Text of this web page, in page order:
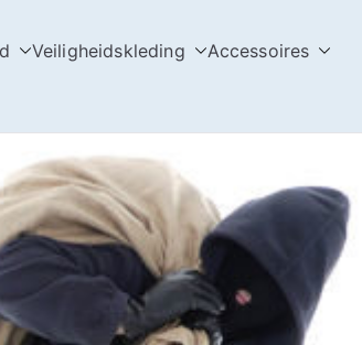
Veiligheidskleding
Accessoires